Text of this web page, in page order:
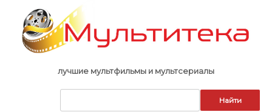
content
лучшие мультфильмы и мультсериалы